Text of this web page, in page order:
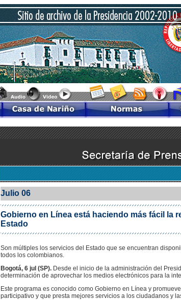
Julio 06
Gobierno en Línea está haciendo más fácil la
Estado
Son múltiples los servicios del Estado que se encuentran
todos los colombianos.
Bogotá, 6 jul (SP). Desde el inicio de la administración del
determinación de aprovechar los medios electrónicos para la
Este programa es conocido como Gobierno en Línea y
participativo y que presta mejores servicios a los ciudadanos y